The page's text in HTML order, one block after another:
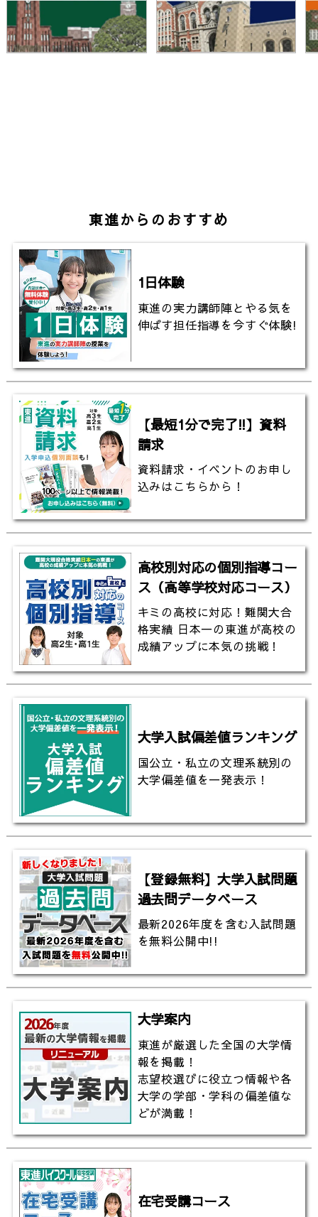
会に貢献!!｜整った高度な研究設備で学べることは!?
〔工業化学科〕
https://youtu.be/Q2Qeugh85cA
▼東京理科大学野田キャンパスの天気は？(全国学校の
お天気)
https://www.toshin.com/weather/detail?id=192
▼東進TVのチャンネル登録はこちら
http://www.youtube.com/channel/
sub_confirmation=1
＃受験 ＃勉強 ＃受験勉強 ＃勉強法 ＃合格 ＃
東進TV ＃東進tv ＃東進 ＃東京理科大学 ＃理科
大 ＃薬学部 ＃薬剤師 ＃理系
東進からのおすすめ
1日体験
東進の実力講師陣とやる気を
伸ばす担任指導を今すぐ体験!
【最短1分で完了!!】資料
請求
資料請求・イベントのお申し
込みはこちらから！
高校別対応の個別指導コー
ス（高等学校対応コース）
キミの高校に対応！難関大合
格実績 日本一の東進が高校の
成績アップに本気の挑戦！
大学入試偏差値ランキング
国公立・私立の文理系統別の
大学偏差値を一発表示！
【登録無料】大学入試問題
過去問データベース
最新2026年度を含む入試問題
を無料公開中!!
大学案内
東進が厳選した全国の大学情
報を掲載！
志望校選びに役立つ情報や各
大学の学部・学科の偏差値な
どが満載！
在宅受講コース